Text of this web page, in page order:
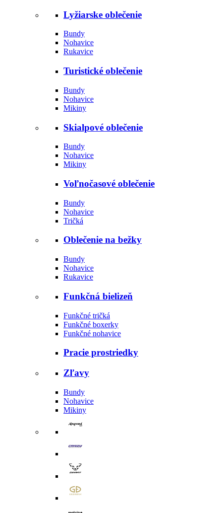
Lyžiarske oblečenie
Bundy
Nohavice
Rukavice
Turistické oblečenie
Bundy
Nohavice
Mikiny
Skialpové oblečenie
Bundy
Nohavice
Mikiny
Voľnočasové oblečenie
Bundy
Nohavice
Tričká
Oblečenie na bežky
Bundy
Nohavice
Rukavice
Funkčná bielizeň
Funkčné tričká
Funkčné boxerky
Funkčné nohavice
Pracie prostriedky
Zľavy
Bundy
Nohavice
Mikiny